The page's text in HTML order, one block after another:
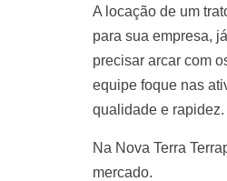
A locação de um
para sua empresa,
precisar arcar com
equipe foque nas
qualidade e rapidez.
Na Nova Terra
mercado.